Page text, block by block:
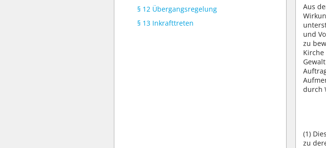
§ 12 Übergangsregelung
§ 13 Inkrafttreten
Aus
und
zu
durch
(1)
zu